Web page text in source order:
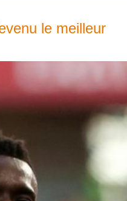
le meilleur